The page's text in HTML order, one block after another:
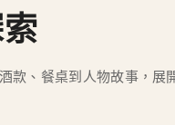
款、餐桌到人物故事，展